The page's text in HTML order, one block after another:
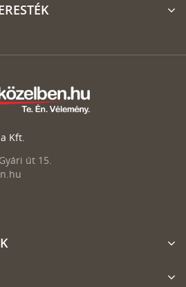
Kft.
út 15.